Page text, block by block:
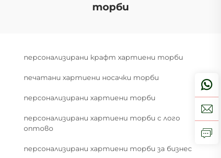
торби
персонализирани крафт хартиени торби
печатани хартиени носачки торби
персонализирани хартиени торби
персонализирани хартиени торби с лого
оптово
персонализирани хартиени торби за бизнес